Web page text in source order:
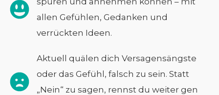
allen Gefühlen, Gedanken und
verrückten Ideen.
Aktuell quälen dich Versagensängste
oder das Gefühl, falsch zu sein. Statt
„Nein“ zu sagen, rennst du weiter gen